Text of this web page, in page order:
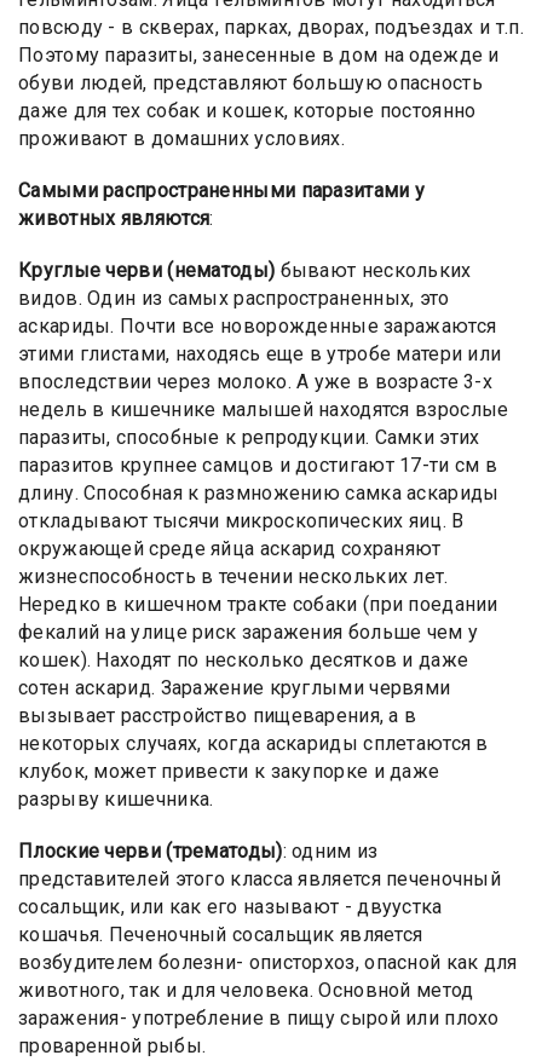
повсюду - в скверах, парках, дворах, подъездах и т.п.
Поэтому паразиты, занесенные в дом на одежде и
обуви людей, представляют большую опасность
даже для тех собак и кошек, которые постоянно
проживают в домашних условиях.
Самыми распространенными паразитами у
животных являются:
Круглые черви (нематоды) бывают нескольких
видов. Один из самых распространенных, это
аскариды. Почти все новорожденные заражаются
этими глистами, находясь еще в утробе матери или
впоследствии через молоко. А уже в возрасте 3-х
недель в кишечнике малышей находятся взрослые
паразиты, способные к репродукции. Самки этих
паразитов крупнее самцов и достигают 17-ти см в
длину. Способная к размножению самка аскариды
откладывают тысячи микроскопических яиц. В
окружающей среде яйца аскарид сохраняют
жизнеспособность в течении нескольких лет.
Нередко в кишечном тракте собаки (при поедании
фекалий на улице риск заражения больше чем у
кошек). Находят по несколько десятков и даже
сотен аскарид. Заражение круглыми червями
вызывает расстройство пищеварения, а в
некоторых случаях, когда аскариды сплетаются в
клубок, может привести к закупорке и даже
разрыву кишечника.
Плоские черви (трематоды): одним из
представителей этого класса является печеночный
сосальщик, или как его называют - двуустка
кошачья. Печеночный сосальщик является
возбудителем болезни- описторхоз, опасной как для
животного, так и для человека. Основной метод
заражения- употребление в пищу сырой или плохо
проваренной рыбы.